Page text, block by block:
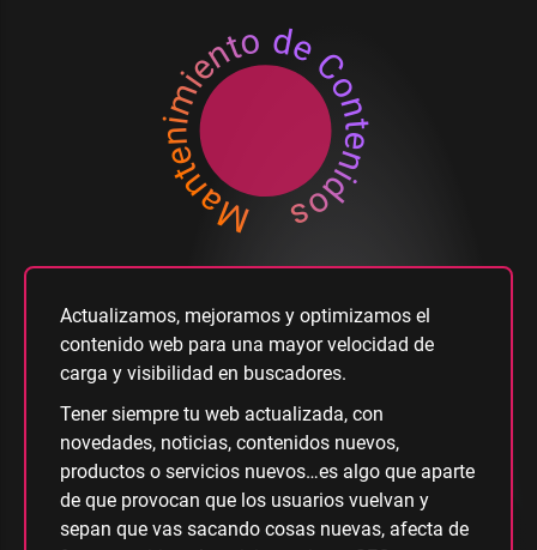
Mantenimiento de Contenidos
Actualizamos, mejoramos y optimizamos el
contenido web para una mayor velocidad de
carga y visibilidad en buscadores.
Tener siempre tu web actualizada, con
novedades, noticias, contenidos nuevos,
productos o servicios nuevos…es algo que aparte
de que provocan que los usuarios vuelvan y
sepan que vas sacando cosas nuevas, afecta de